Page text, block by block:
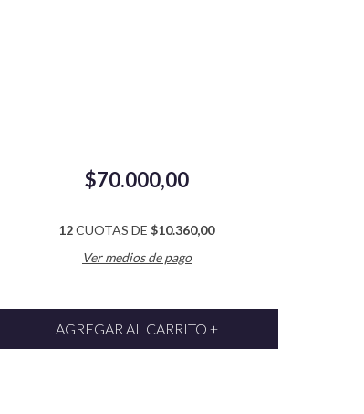
$70.000,00
12CUOTAS DE$10.360,00
Ver medios de pago